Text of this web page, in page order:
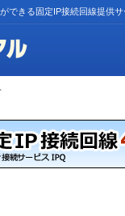
できる固定IP接続回線提供